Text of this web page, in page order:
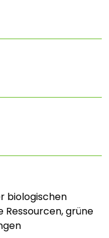
biologischen
grüne